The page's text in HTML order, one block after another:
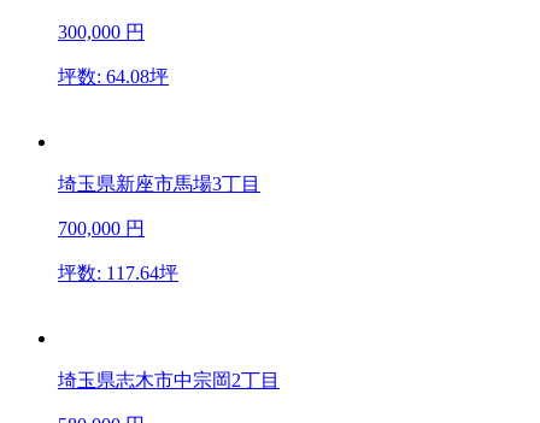
300,000 円
坪数: 64.08坪
埼玉県新座市馬場3丁目
700,000 円
坪数: 117.64坪
埼玉県志木市中宗岡2丁目